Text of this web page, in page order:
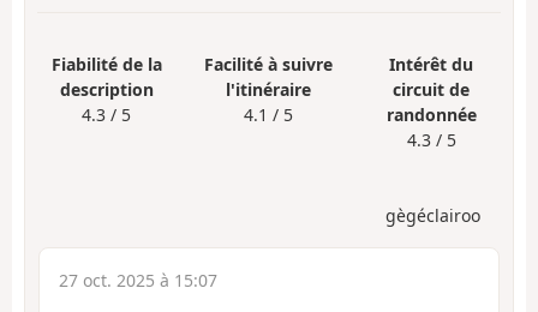
Fiabilité de la
description
4.3 / 5
Facilité à suivre
l'itinéraire
4.1 / 5
Intérêt du
circuit de
randonnée
4.3 / 5
gègéclairoo
27 oct. 2025 à 15:07